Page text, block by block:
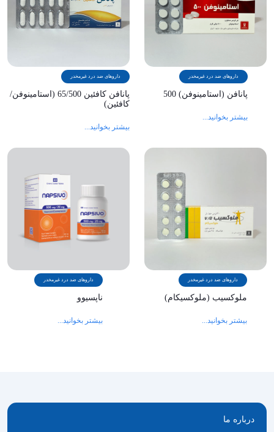
داروهای ضد درد غیرمخدر
پانافن (استامینوفن) 500
بیشتر بخوانید...
داروهای ضد درد غیرمخدر
پانافن کافئین 65/500 (استامینوفن/
کافئین)
بیشتر بخوانید...
داروهای ضد درد غیرمخدر
ملوکسیب (ملوکسیکام)
بیشتر بخوانید...
داروهای ضد درد غیرمخدر
ناپسیوو
بیشتر بخوانید...
درباره ما